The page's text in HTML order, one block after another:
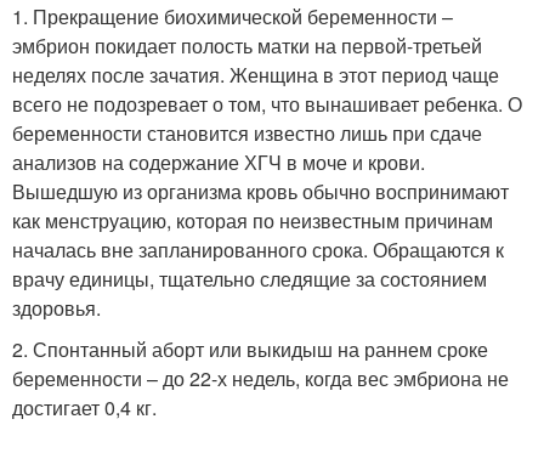
1. Прекращение биохимической беременности –
эмбрион покидает полость матки на первой-третьей
неделях после зачатия. Женщина в этот период чаще
всего не подозревает о том, что вынашивает ребенка. О
беременности становится известно лишь при сдаче
анализов на содержание ХГЧ в моче и крови.
Вышедшую из организма кровь обычно воспринимают
как менструацию, которая по неизвестным причинам
началась вне запланированного срока. Обращаются к
врачу единицы, тщательно следящие за состоянием
здоровья.
2. Спонтанный аборт или выкидыш на раннем сроке
беременности – до 22-х недель, когда вес эмбриона не
достигает 0,4 кг.